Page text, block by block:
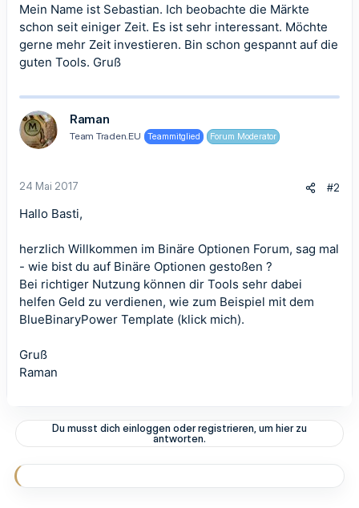
Mein Name ist Sebastian. Ich beobachte die Märkte
schon seit einiger Zeit. Es ist sehr interessant. Möchte
gerne mehr Zeit investieren. Bin schon gespannt auf die
guten Tools. Gruß
Raman
Team Traden.EU Teammitglied Forum Moderator
24 Mai 2017 #2
Hallo Basti,
herzlich Willkommen im Binäre Optionen Forum, sag mal
- wie bist du auf Binäre Optionen gestoßen ?
Bei richtiger Nutzung können dir Tools sehr dabei
helfen Geld zu verdienen, wie zum Beispiel mit dem
BlueBinaryPower Template (klick mich).
Gruß
Raman
Du musst dich einloggen oder registrieren, um hier zu
antworten.